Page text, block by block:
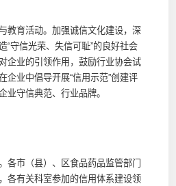
育活动。加强诚信文化建设，深
“守信光荣、失信可耻”的良好社会
企业的引领作用，鼓励行业协会试
企业中倡导开展“信用示范”创建评
业守信典范、行业品牌。
市（县）、区食品药品监管部门
各有关科室参加的信用体系建设领